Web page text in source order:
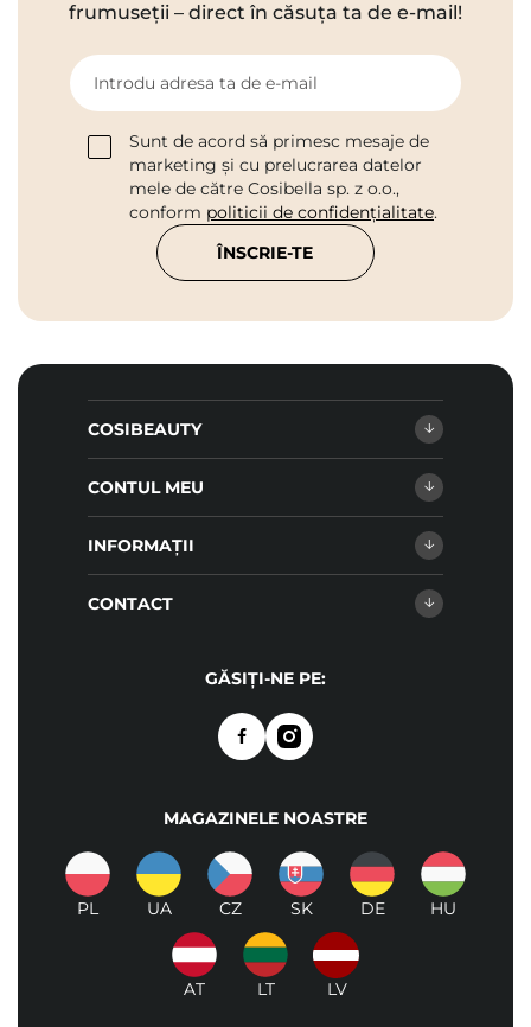
frumuseții – direct în căsuța ta de e-mail!
Introdu adresa ta de e-mail
Sunt de acord să primesc mesaje de
marketing și cu prelucrarea datelor
mele de către Cosibella sp. z o.o.,
conform politicii de confidențialitate.
ÎNSCRIE-TE
COSIBEAUTY
CONTUL MEU
INFORMAȚII
CONTACT
GĂSIȚI-NE PE:
MAGAZINELE NOASTRE
PL UA CZ SK DE HU
AT LT LV